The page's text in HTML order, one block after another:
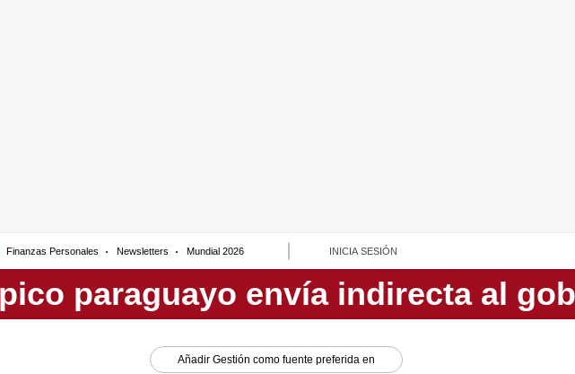
Finanzas Personales Newsletters Mundial 2026 INICIA SESIÓN
Añadir Gestión como fuente preferida en